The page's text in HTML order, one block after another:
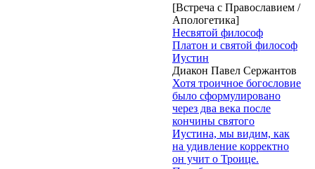
[Встреча с Православием /
Апологетика]
Несвятой философ
Платон и святой философ
Иустин
Диакон Павел Сержантов
Хотя троичное богословие
было сформулировано
через два века после
кончины святого
Иустина, мы видим, как
на удивление корректно
он учит о Троице.